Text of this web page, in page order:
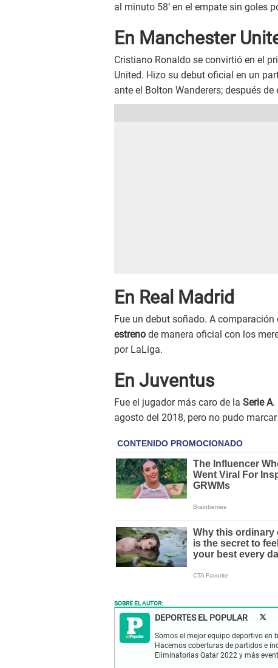
al minuto 58’ en el empate sin goles
En Manchester
Cristiano Ronaldo se convirtió en el
United. Hizo su debut oficial en un
ante el Bolton Wanderers; después
En Real Madrid
Fue un debut soñado. A comparación
estreno de manera oficial con los
por LaLiga.
En Juventus
Fue el jugador más caro de la Serie A.
agosto del 2018, pero no pudo
SOBRE EL AUTOR:
DEPORTES EL POPULAR
Somos el mejor equipo deportivo en
Hacemos coberturas de partidos e
Eliminatorias Qatar 2022 y más